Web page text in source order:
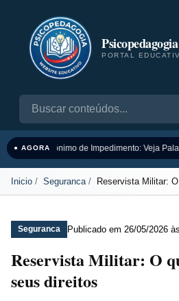
Psicopedagogia
PORTAL
● AGORASinônimo de Impedimento: Veja
Inicio Seguranca Reservista Militar:
Seguranca Publicado em 26/05/2026
Reservista Militar: O
seus direitos